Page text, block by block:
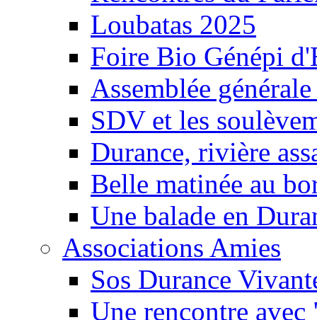
Loubatas 2025
Foire Bio Génépi
Assemblée
SDV et les
Durance, rivière
Belle matinée au
Une balade en
Associations Amies
Sos Durance
Une rencontre